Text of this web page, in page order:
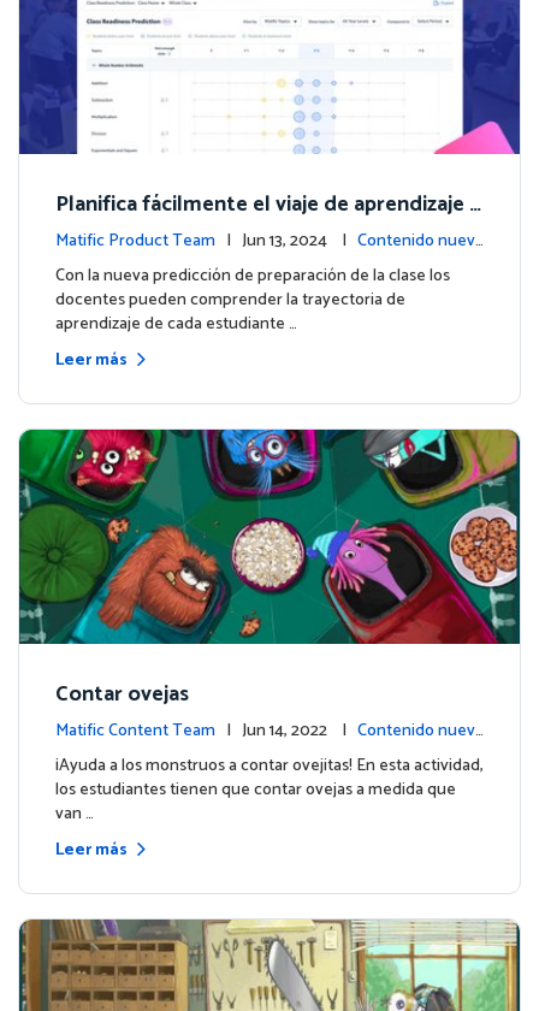
Planifica fácilmente el viaje de aprendizaje d
e cada estudiante con la nueva predicción d
e preparación de la clase
Matific Product Team | Jun 13, 2024 | Contenido nuev
o
Con la nueva predicción de preparación de la clase los
docentes pueden comprender la trayectoria de
aprendizaje de cada estudiante …
Leer más
Contar ovejas
Matific Content Team | Jun 14, 2022 | Contenido nuev
o
¡Ayuda a los monstruos a contar ovejitas! En esta actividad,
los estudiantes tienen que contar ovejas a medida que
van …
Leer más